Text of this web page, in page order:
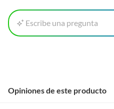
Escribe una pregunta
Opiniones de este producto